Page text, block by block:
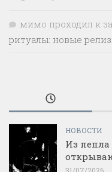
мимо проходил к
ритуалы: новые
НОВОСТИ
Из пепла